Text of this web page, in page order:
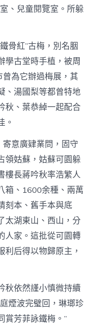
、兒童閱覽室。所躲
骨紅”古梅，別名胭
學古堂時手植，被周
曾為它辦過梅展，其
、湯國梨等都曾特地
秋、葉恭綽一起配合
。
寄意廣肄業問，固守
領姑蘇，姑蘇可園躲
樓長蔣吟秋率浩繁人
箱、1600余種、兩萬
刻本、舊手本與底
太湖東山、西山，分
人家。這批從可園轉
利后得以物歸原主，
秋依然謹小慎微持續
煙波完璧回，琳瑯珍
賞芳菲詠鐵梅。”